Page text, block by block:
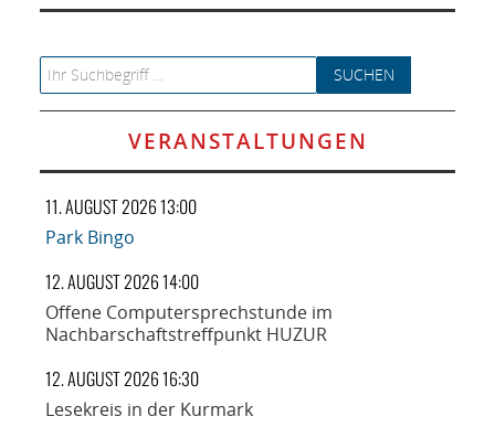
Search for:
VERANSTALTUNGEN
11. AUGUST 2026 13:00
Park Bingo
12. AUGUST 2026 14:00
Offene Computersprechstunde im
Nachbarschaftstreffpunkt HUZUR
12. AUGUST 2026 16:30
Lesekreis in der Kurmark